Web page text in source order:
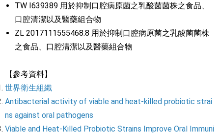
TW I639389 用於抑制口腔病原菌之乳酸菌菌株之食品、
口腔清潔以及醫藥組合物
ZL 2017111555468.8 用於抑制口腔病原菌之乳酸菌菌株
之食品、口腔清潔以及醫藥組合物
【參考資料】
世界衛生組織
Antibacterial activity of viable and heat-killed probiotic strai
ns against oral pathogens
Viable and Heat-Killed Probiotic Strains Improve Oral Immuni